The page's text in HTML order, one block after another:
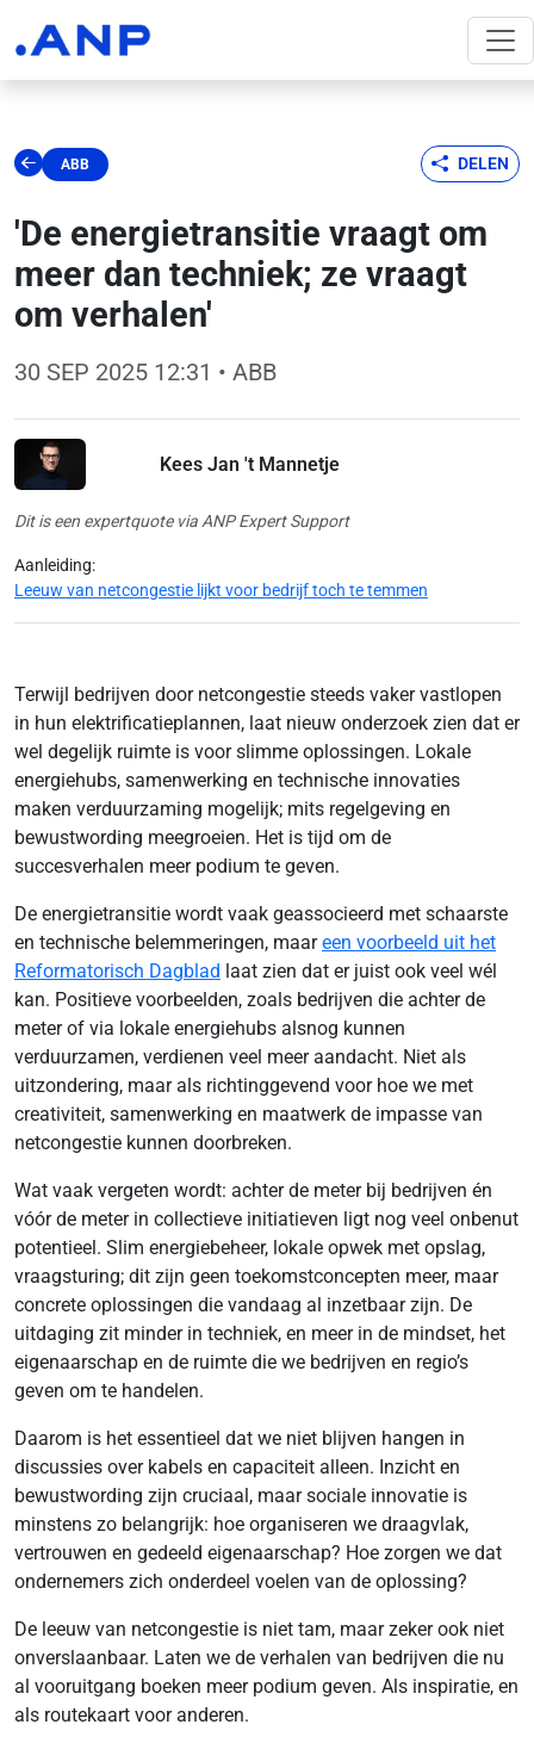
ABB DELEN
'De energietransitie vraagt om
meer dan techniek; ze vraagt
om verhalen'
30 SEP 2025 12:31 • ABB
Kees Jan 't Mannetje
Dit is een expertquote via ANP Expert Support
Aanleiding:
Leeuw van netcongestie lijkt voor bedrijf toch te temmen
Terwijl bedrijven door netcongestie steeds vaker vastlopen
in hun elektrificatieplannen, laat nieuw onderzoek zien dat er
wel degelijk ruimte is voor slimme oplossingen. Lokale
energiehubs, samenwerking en technische innovaties
maken verduurzaming mogelijk; mits regelgeving en
bewustwording meegroeien. Het is tijd om de
succesverhalen meer podium te geven.
De energietransitie wordt vaak geassocieerd met schaarste
en technische belemmeringen, maareen voorbeeld uit het
Reformatorisch Dagblad laat zien dat er juist ook veel wél
kan. Positieve voorbeelden, zoals bedrijven die achter de
meter of via lokale energiehubs alsnog kunnen
verduurzamen, verdienen veel meer aandacht. Niet als
uitzondering, maar als richtinggevend voor hoe we met
creativiteit, samenwerking en maatwerk de impasse van
netcongestie kunnen doorbreken.
Wat vaak vergeten wordt: achter de meter bij bedrijven én
vóór de meter in collectieve initiatieven ligt nog veel onbenut
potentieel. Slim energiebeheer, lokale opwek met opslag,
vraagsturing; dit zijn geen toekomstconcepten meer, maar
concrete oplossingen die vandaag al inzetbaar zijn. De
uitdaging zit minder in techniek, en meer in de mindset, het
eigenaarschap en de ruimte die we bedrijven en regio’s
geven om te handelen.
Daarom is het essentieel dat we niet blijven hangen in
discussies over kabels en capaciteit alleen. Inzicht en
bewustwording zijn cruciaal, maar sociale innovatie is
minstens zo belangrijk: hoe organiseren we draagvlak,
vertrouwen en gedeeld eigenaarschap? Hoe zorgen we dat
ondernemers zich onderdeel voelen van de oplossing?
De leeuw van netcongestie is niet tam, maar zeker ook niet
onverslaanbaar. Laten we de verhalen van bedrijven die nu
al vooruitgang boeken meer podium geven. Als inspiratie, en
als routekaart voor anderen.